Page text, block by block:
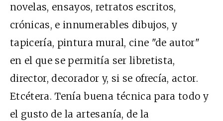
novelas, ensayos, retratos escritos,
crónicas, e innumerables dibujos, y
tapicería, pintura mural, cine "de autor"
en el que se permitía ser libretista,
director, decorador y, si se ofrecía, actor.
Etcétera. Tenía buena técnica para todo y
el gusto de la artesanía, de la